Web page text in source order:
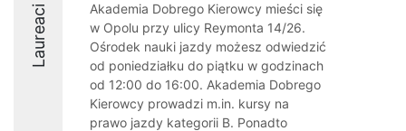
Laureaci
Akademia Dobrego Kierowcy mieści się
w Opolu przy ulicy Reymonta 14/26.
Ośrodek nauki jazdy możesz odwiedzić
od poniedziałku do piątku w godzinach
od 12:00 do 16:00. Akademia Dobrego
Kierowcy prowadzi m.in. kursy na
prawo jazdy kategorii B. Ponadto